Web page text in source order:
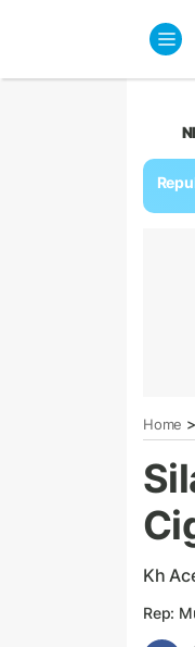
Home >
Kh
Rep: